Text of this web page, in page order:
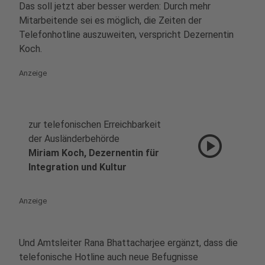
Das soll jetzt aber besser werden: Durch mehr
Mitarbeitende sei es möglich, die Zeiten der
Telefonhotline auszuweiten, verspricht Dezernentin
Koch.
Anzeige
zur telefonischen Erreichbarkeit
der Ausländerbehörde
Miriam Koch, Dezernentin für
Integration und Kultur
play_circle
Anzeige
Und Amtsleiter Rana Bhattacharjee ergänzt, dass die
telefonische Hotline auch neue Befugnisse